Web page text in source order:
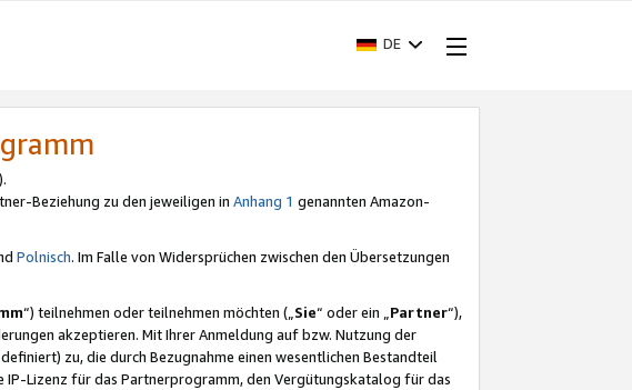
DE
Beziehung zu den jeweiligen in Anhang 1 genannten Amazon-
Polnisch. Im Falle von Widersprüchen zwischen den Übersetzungen
“) teilnehmen oder teilnehmen möchten („Sie“ oder ein „Partner“),
akzeptieren. Mit Ihrer Anmeldung auf bzw. Nutzung der
zu, die durch Bezugnahme einen wesentlichen Bestandteil
Lizenz für das Partnerprogramm, den Vergütungskatalog für das